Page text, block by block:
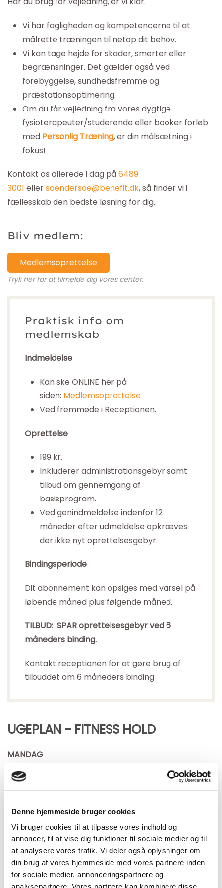
Denne hjemmeside bruger cookies
Vi bruger cookies til at tilpasse vores indhold og
annoncer, til at vise dig funktioner til sociale medier og til
at analysere vores trafik. Vi deler også oplysninger om
din brug af vores hjemmeside med vores partnere inden
for sociale medier, annonceringspartnere og
analysepartnere. Vores partnere kan kombinere disse
Vi har fagligheden og kompetencerne til at
målrette træningen til netop dit behov.
Vi kan tage højde for skader, smerter eller
begrænsninger. Det gælder også ved
forebyggelse, sundhedsfremme og
præstationsoptimering.
Om du får vejledning fra vores dygtige
fysioterapeuter/studerende eller booker forløb
med Personlig Træning,erdin målsætning i
fokus!
Kontakt os allerede i dag på6489
3001 ellersoendersoe@benefit.dk, så finder vi i
fællesskab den bedste løsning for dig.
Bliv medlem:
Medlemsoprettelse
Tryk her for at tilmelde dig vores center.
Praktisk info om
medlemskab
Indmeldelse
Kan ske ONLINE her på
siden: Medlemsoprettelse
Ved fremmøde i Receptionen.
Oprettelse
199 kr.
Inkluderer administrationsgebyr samt
tilbud om gennemgang af
basisprogram.
Ved genindmeldelse indenfor 12
måneder efter udmeldelse opkræves
der ikke nyt oprettelsesgebyr.
Bindingsperiode
Dit abonnement kan opsiges med varsel på
løbende måned plus følgende måned.
TILBUD: SPAR oprettelsesgebyr ved 6
måneders binding.
Kontakt receptionen for at gøre brug af
tilbuddet om 6 måneders binding
UGEPLAN - FITNESS HOLD
MANDAG
05.30-06.15 BodyBike (Trine)
16.15-17.00 Stram op (Tina)
TIRSDAG
08.30-09.30 Senior Fitness (Camilla)